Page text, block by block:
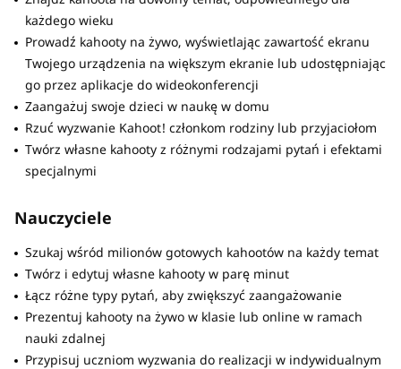
każdego wieku
Prowadź kahooty na żywo, wyświetlając zawartość ekranu
Twojego urządzenia na większym ekranie lub udostępniając
go przez aplikacje do wideokonferencji
Zaangażuj swoje dzieci w naukę w domu
Rzuć wyzwanie Kahoot! członkom rodziny lub przyjaciołom
Twórz własne kahooty z różnymi rodzajami pytań i efektami
specjalnymi
Nauczyciele
Szukaj wśród milionów gotowych kahootów na każdy temat
Twórz i edytuj własne kahooty w parę minut
Łącz różne typy pytań, aby zwiększyć zaangażowanie
Prezentuj kahooty na żywo w klasie lub online w ramach
nauki zdalnej
Przypisuj uczniom wyzwania do realizacji w indywidualnym